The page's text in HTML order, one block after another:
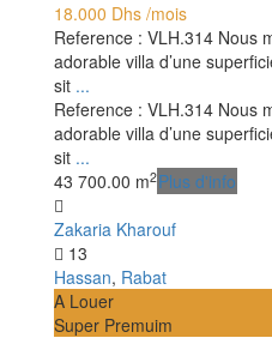
18.000 Dhs /mois
Reference : VLH.314 Nous
adorable villa d’une
sit ...
Reference : VLH.314 Nous
adorable villa d’une
sit ...
43 700.00 m2Plus d'info
Zakaria Kharouf
13
Hassan, Rabat
A Louer
Super Premuim